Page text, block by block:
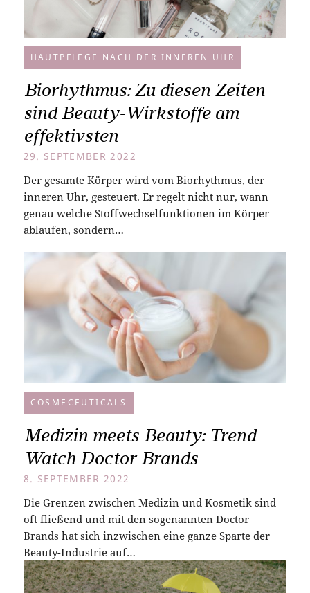
HAUTPFLEGE NACH DER INNEREN UHR
Biorhythmus: Zu diesen Zeiten
sind Beauty-Wirkstoffe am
effektivsten
29. SEPTEMBER 2022
Der gesamte Körper wird vom Biorhythmus, der
inneren Uhr, gesteuert. Er regelt nicht nur, wann
genau welche Stoffwechselfunktionen im Körper
ablaufen, sondern…
COSMECEUTICALS
Medizin meets Beauty: Trend
Watch Doctor Brands
8. SEPTEMBER 2022
Die Grenzen zwischen Medizin und Kosmetik sind
oft fließend und mit den sogenannten Doctor
Brands hat sich inzwischen eine ganze Sparte der
Beauty-Industrie auf…